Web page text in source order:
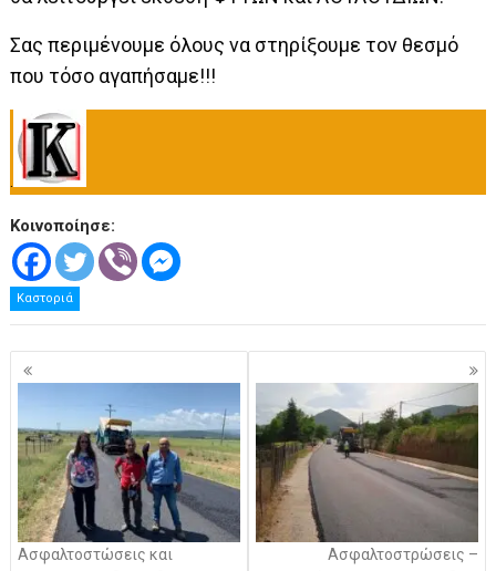
Σας περιμένουμε όλους να στηρίξουμε τον θεσμό
που τόσο αγαπήσαμε!!!
.
Κοινοποίησε:
Καστοριά
Πλοήγηση
άρθρων
Ασφαλτοστώσεις και
Ασφαλτοστρώσεις –